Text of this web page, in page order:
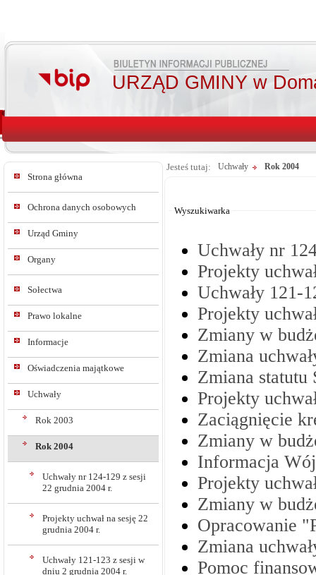
URZĄD GMINY w
Strona główna
Ochrona danych osobowych
Urząd Gminy
Organy
Sołectwa
Prawo lokalne
Informacje
Oświadczenia majątkowe
Uchwały
Rok 2003
Rok 2004
Uchwały nr 124-129 z sesji
22 grudnia 2004 r.
Projekty uchwał na sesję 22
grudnia 2004 r.
Uchwały 121-123 z sesji w
dniu 2 grudnia 2004 r.
Jesteś tutaj: Uchwały Rok 2004
Wyszukiwarka
Uchwały nr
Projekty
Uchwały 121-
Projekty
Zmiany w
Zmiana
Zmiana statutu
Projekty
Zaciągnięcie
Zmiany w
Informacja
Projekty
Zmiany w
Opracowanie
Zmiana
Pomoc